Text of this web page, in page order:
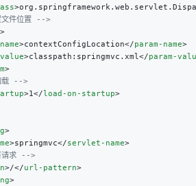
>contextConfigLocation</param-name
>classpath:springmvc.xml</param-
>1</load-on-startup
>springmvc</servlet-name
>/</url-pattern